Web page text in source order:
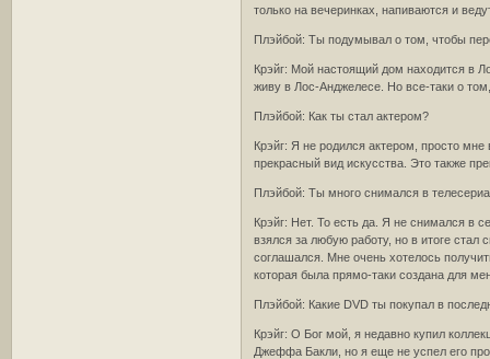
только на вечеринках, напиваются и
Плэйбой: Ты подумывал о том, чтобы
Крэйг: Мой настоящий дом находится в
живу в Лос-Анджелесе. Но все-таки о
Плэйбой: Как ты стал актером?
Крэйг: Я не родился актером, просто
прекрасный вид искусства. Это также
Плэйбой: Ты много снимался в
Крэйг: Нет. То есть да. Я не снимался в
взялся за любую работу, но в итоге
соглашался. Мне очень хотелось
которая была прямо-таки создана для
Плэйбой: Какие DVD ты покупал в
Крэйг: О Бог мой, я недавно купил
Джеффа Бакли, но я еще не успел его